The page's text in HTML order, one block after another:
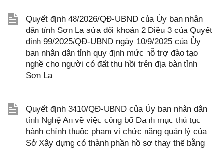
Quyết định 48/2026/QĐ-UBND của Ủy ban nhân
dân tỉnh Sơn La sửa đổi khoản 2 Điều 3 của Quyết
định 99/2025/QĐ-UBND ngày 10/9/2025 của Ủy
ban nhân dân tỉnh quy định mức hỗ trợ đào tạo
nghề cho người có đất thu hồi trên địa bàn tỉnh
Sơn La
Quyết định 3410/QĐ-UBND của Ủy ban nhân dân
tỉnh Nghệ An về việc công bố Danh mục thủ tục
hành chính thuộc phạm vi chức năng quản lý của
Sở Xây dựng có thành phần hồ sơ thay thế bằng